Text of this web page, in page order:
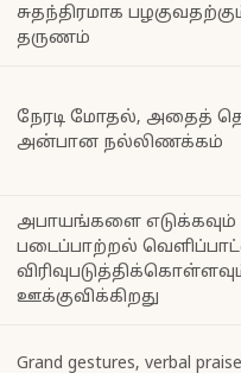
சுதந்திரமாக
தருணம்
நேரடி மோதல், அதைத்
அன்பான நல்லிணக்கம்
அபாயங்களை எடுக்கவும்
படைப்பாற்றல்
ஊக்குவிக்கிறது
Grand gestures, verbal